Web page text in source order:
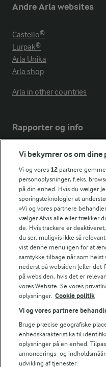
Andre Arla websites
Castello®
Lurpak®
Arla Unika
Arla shop
Arla in other countries
Rapporter og info
Årsrapport
FarmAhead™ Check rapport
Andelshaverinfo: Mælkepris
Fødevarestyrelsens
Fødevarestyrelsens smiley-
Fødevarestyrelsens
Følg
© 2026 Arla Foods
Vælg en anden cookies
Vi bekymrer os om
Vi og vores 12 partnere
personoplysninger, f.eks.
på din enhed. Hvis du vælger
sporingsteknologier at
»Vi og vores partnere
vælger Afvis alle eller trækker
de. Hvis trackere er
du ser, muligvis ikke så
vist denne menu igen for at
samtykke tilbage når som
nederst på websiden [eller det
på websiden, hvis det er
vores Website. Se vores
oplysninger. Cookie politik
Vi og vores partnere
Bruge præcise geografiske
enhedskarakteristika til
oplysninger på en enhed.
annoncerings- og
udvikling af tjenester.